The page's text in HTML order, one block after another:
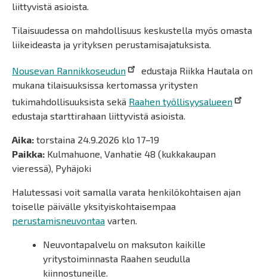
liittyvistä asioista.
Tilaisuudessa on mahdollisuus keskustella myös omasta
liikeideasta ja yrityksen perustamisajatuksista.
Nousevan Rannikkoseudun
edustaja Riikka Hautala on
mukana tilaisuuksissa kertomassa yritysten
tukimahdollisuuksista sekä Raahen työllisyysalueen
edustaja starttirahaan liittyvistä asioista.
Aika: torstaina 24.9.2026 klo 17–19
Paikka: Kulmahuone, Vanhatie 48 (kukkakaupan
vieressä), Pyhäjoki
Halutessasi voit samalla varata henkilökohtaisen ajan
toiselle päivälle yksityiskohtaisempaa
perustamisneuvontaa varten.
Neuvontapalvelu on maksuton kaikille
yritystoiminnasta Raahen seudulla
kiinnostuneille.